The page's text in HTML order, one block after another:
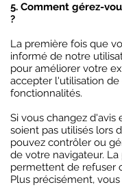
5. Comment gérez-
?
La première fois que
informé de notre
pour améliorer votre
accepter l'utilisation
fonctionnalités.
Si vous changez d'avis
soient pas utilisés lors
pouvez contrôler ou
de votre navigateur.
permettent de refuser
Plus précisément,